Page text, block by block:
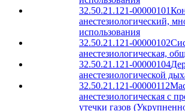
32.50.21.121-00000101
анестезиологический,
использования
32.50.21.121-00000102
анестезиологическая,
32.50.21.121-00000104
анестезиологической
32.50.21.121-00000112
анестезиологическая с
утечки газов